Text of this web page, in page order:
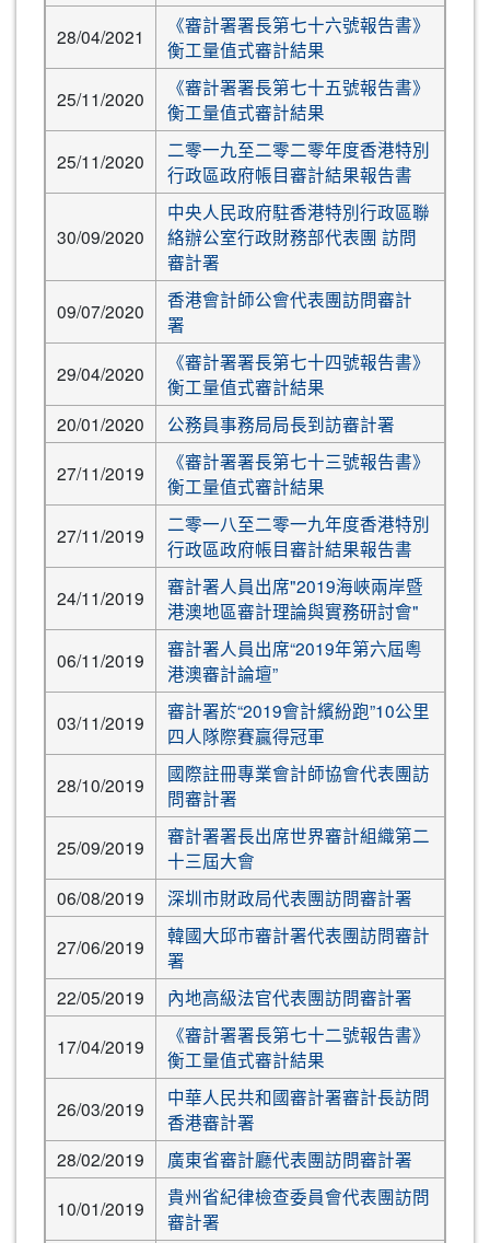
28/04/2021
《審計署署長第七十六號報告書》
衡工量值式審計結果
25/11/2020
《審計署署長第七十五號報告書》
衡工量值式審計結果
25/11/2020
二零一九至二零二零年度香港特別
行政區政府帳目審計結果報告書
30/09/2020
中央人民政府駐香港特別行政區聯
絡辦公室行政財務部代表團 訪問
審計署
09/07/2020
香港會計師公會代表團訪問審計
署
29/04/2020
《審計署署長第七十四號報告書》
衡工量值式審計結果
20/01/2020
公務員事務局局長到訪審計署
27/11/2019
《審計署署長第七十三號報告書》
衡工量值式審計結果
27/11/2019
二零一八至二零一九年度香港特別
行政區政府帳目審計結果報告書
24/11/2019
審計署人員出席"2019海峽兩岸暨
港澳地區審計理論與實務研討會"
06/11/2019
審計署人員出席“2019年第六屆粵
港澳審計論壇”
03/11/2019
審計署於“2019會計繽紛跑”10公里
四人隊際賽贏得冠軍
28/10/2019
國際註冊專業會計師協會代表團訪
問審計署
25/09/2019
審計署署長出席世界審計組織第二
十三屆大會
06/08/2019
深圳市財政局代表團訪問審計署
27/06/2019
韓國大邱市審計署代表團訪問審計
署
22/05/2019
內地高級法官代表團訪問審計署
17/04/2019
《審計署署長第七十二號報告書》
衡工量值式審計結果
26/03/2019
中華人民共和國審計署審計長訪問
香港審計署
28/02/2019
廣東省審計廳代表團訪問審計署
10/01/2019
貴州省紀律檢查委員會代表團訪問
審計署